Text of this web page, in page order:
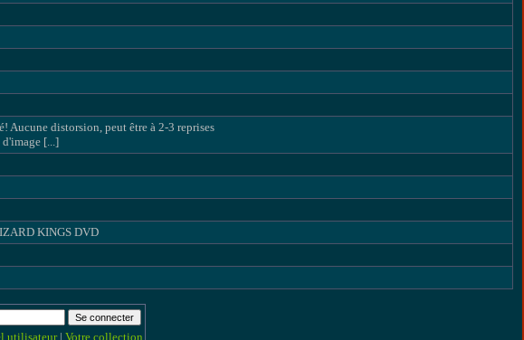
Aucune distorsion, peut être à 2-3 reprises
d'image [...]
KINGS DVD
utilisateur| Votre collection